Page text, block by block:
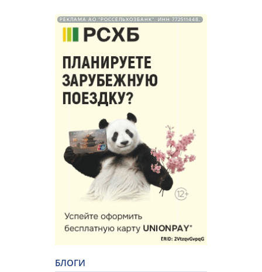
РЕКЛАМА АО "РОССЕЛЬХОЗБАНК". ИНН 772511448.
БЛОГИ